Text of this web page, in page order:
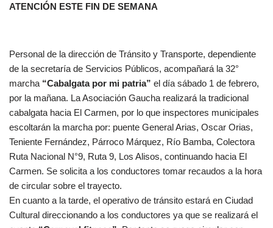
ATENCIÓN ESTE FIN DE SEMANA
Personal de la dirección de Tránsito y Transporte, dependiente
de la secretaría de Servicios Públicos, acompañará la 32°
marcha “Cabalgata por mi patria” el día sábado 1 de febrero,
por la mañana. La Asociación Gaucha realizará la tradicional
cabalgata hacia El Carmen, por lo que inspectores municipales
escoltarán la marcha por: puente General Arias, Oscar Orias,
Teniente Fernández, Párroco Márquez, Río Bamba, Colectora
Ruta Nacional N°9, Ruta 9, Los Alisos, continuando hacia El
Carmen. Se solicita a los conductores tomar recaudos a la hora
de circular sobre el trayecto.
En cuanto a la tarde, el operativo de tránsito estará en Ciudad
Cultural direccionando a los conductores ya que se realizará el